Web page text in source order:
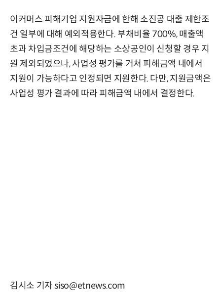
이커머스 피해기업 지원자금에 한해 소진공 대출 제한조
건 일부에 대해 예외적용한다. 부채비율 700%, 매출액
초과 차입금조건에 해당하는 소상공인이 신청할 경우 지
원 제외되었으나, 사업성 평가를 거쳐 피해금액 내에서
지원이 가능하다고 인정되면 지원한다. 다만, 지원금액은
사업성 평가 결과에 따라 피해금액 내에서 결정한다.
김시소 기자 siso@etnews.com